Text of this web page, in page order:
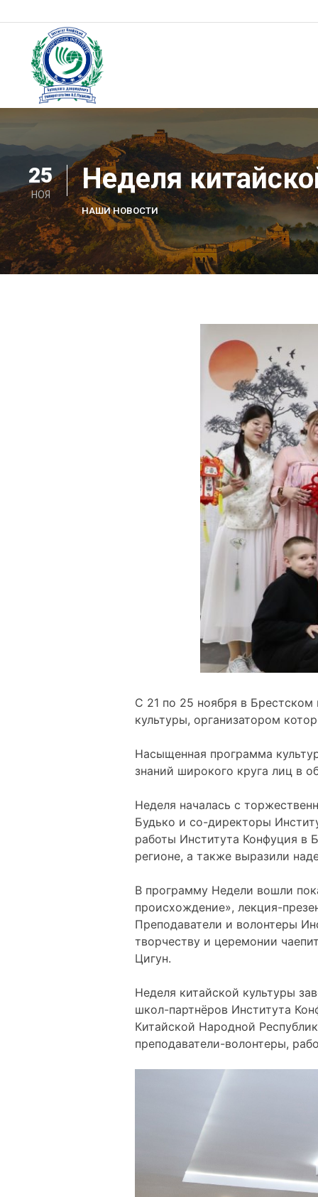
to
content
25
НОЯ Неделя
НАШИ НОВОСТИ
С 21 по 25 ноября в
культуры, организатором
Насыщенная программа
знаний широкого круга лиц в
Неделя началась с
Будько и со-директоры
работы Института Конфуция в
регионе, а также выразили
В программу Недели вошли
происхождение», лекция-
Преподаватели и волонтеры
творчеству и церемонии
Цигун.
Неделя китайской культуры
школ-партнёров Института
Китайской Народной
преподаватели-волонтеры,